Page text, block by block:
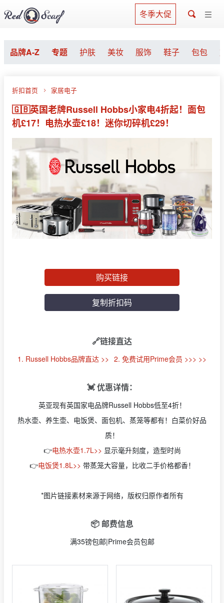
冬季大促
品牌A-Z 专题 护肤 美妆 服饰 鞋子 包包
折扣首页 家居电子
🇬🇧英国老牌Russell Hobbs小家电4折起！面包
机£17！电热水壶£18！迷你切碎机£29！
购买链接
复制折扣码
🔗链接直达
1. Russell Hobbs品牌直达 >> 2. 免费试用Prime会员 >>> >>
💓 优惠详情：
英亚现有英国家电品牌Russell Hobbs低至4折！
热水壶、养生壶、电饭煲、面包机、蒸笼等都有！白菜价好品
质！
👉电热水壶1.7L>> 显示毫升刻度，造型时尚
👉电饭煲1.8L>> 带蒸笼大容量，比收二手价格都香！
*图片链接素材来源于网络，版权归原作者所有
📦 邮费信息
满35镑包邮|Prime会员包邮